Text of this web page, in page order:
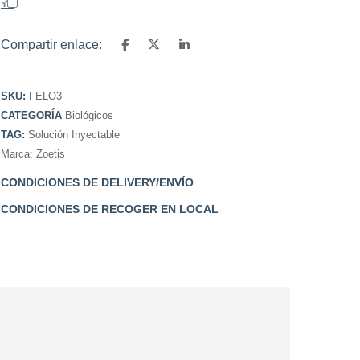
Compartir enlace:
SKU: FELO3
CATEGORÍA Biológicos
TAG: Solución Inyectable
Marca: Zoetis
CONDICIONES DE DELIVERY/ENVÍO
CONDICIONES DE RECOGER EN LOCAL